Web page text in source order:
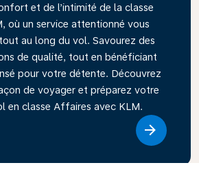
et de l’intimité de la classe
où un service attentionné vous
au long du vol. Savourez des
de qualité, tout en bénéficiant
pour votre détente. Découvrez
de voyager et préparez votre
en classe Affaires avec KLM.